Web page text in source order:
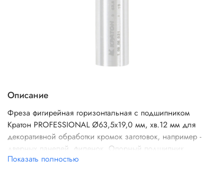
Описание
Фреза фигирейная горизонтальная с подшипником
Кратон PROFESSIONAL Ø63,5х19,0 мм, хв.12 мм для
декоративной обработки кромок заготовок, например -
дверных панелей, филенок. Опорный подшипник
(нижнее расположение) позволяет работать без
Показать полностью